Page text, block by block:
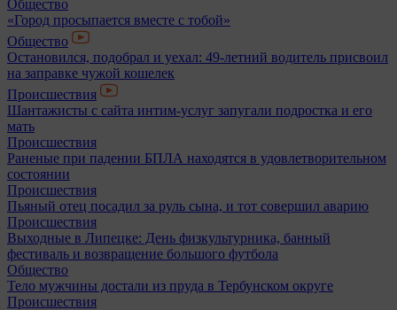
Общество
«Город просыпается вместе с тобой»
Общество
Остановился, подобрал и уехал: 49-летний водитель присвоил
на заправке чужой кошелек
Происшествия
Шантажисты с сайта интим-услуг запугали подростка и его
мать
Происшествия
Раненые при падении БПЛА находятся в удовлетворительном
состоянии
Происшествия
Пьяный отец посадил за руль сына, и тот совершил аварию
Происшествия
Выходные в Липецке: День физкультурника, банный
фестиваль и возвращение большого футбола
Общество
Тело мужчины достали из пруда в Тербунском округе
Происшествия